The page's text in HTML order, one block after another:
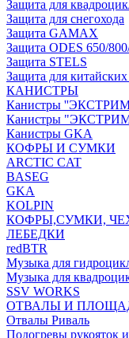
Защита для
Защита для снегохода
Защита GAMAX
Защита ODES 650/
Защита STELS
Защита для
КАНИСТРЫ
Канистры
Канистры
Канистры GKA
КОФРЫ И СУМКИ
ARCTIC CAT
BASEG
GKA
KOLPIN
КОФРЫ,СУМКИ,
ЛЕБЕДКИ
redBTR
Музыка для
Музыка для
SSV WORKS
ОТВАЛЫ И
Отвалы Риваль
Подогревы рукояток